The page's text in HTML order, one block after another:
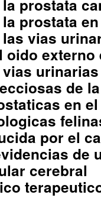
prostata
prostata
vias
oido
de
en
por el
de
cerebral